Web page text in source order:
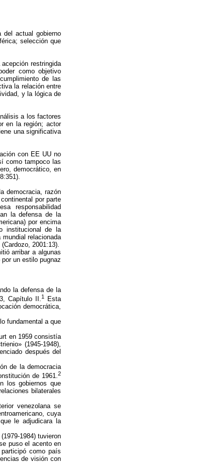
del actual gobierno
selección que
restringida
como objetivo
de las
la relación entre
y la lógica de
a los factores
en la región; actor
una significativa
con EE UU no
como tampoco las
democrático, en
democracia, razón
por parte
responsabilidad
la defensa de la
por encima
institucional de la
relacionada
2001:13).
arribar a algunas
un estilo pugnaz
la defensa de la
Capítulo II.1
Esta
democrática,
fundamental a que
en 1959 consistía
(1945-1948),
después del
de la democracia
de 1961.2
los gobiernos que
bilaterales
venezolana se
cuya
le adjudicara la
1984) tuvieron
puso el acento en
como país
de visión con